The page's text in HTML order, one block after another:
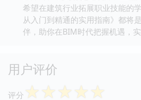
希望在建筑行业拓展职业技能的
从入门到精通的实用指南》都将
伴，助你在BIM时代把握机遇，实
用户评价
评分 ☆☆☆☆☆